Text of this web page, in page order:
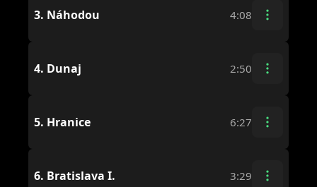
3. Náhodou 4:08
4. Dunaj 2:50
5. Hranice 6:27
6. Bratislava I. 3:29